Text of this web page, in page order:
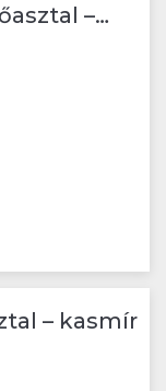
–
fekete
– kasmír